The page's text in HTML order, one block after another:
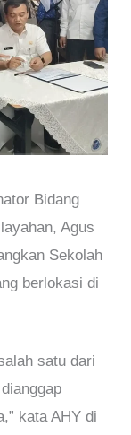
Bidang
Agus
Sekolah
berlokasi di
satu dari
kata AHY di